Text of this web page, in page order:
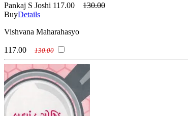
Pankaj S Joshi 117.00
130.00
BuyDetails
Vishvana Maharahasyo
117.00 130.00